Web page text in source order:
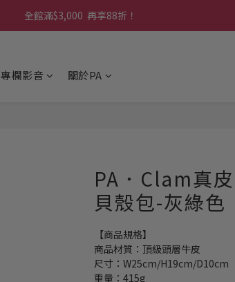
🚚全館消費 滿 $1,314 免運費！
全館滿$3,000  再享88折！
🚚全館消費 滿 $1,314 免運費！
專欄影音 關於PA
PA．Clam真
貝殼包-灰綠色
【商品規格】
商品材質：頂級頭層牛皮
尺寸：W25cm/H19cm/D10cm
重量：415g